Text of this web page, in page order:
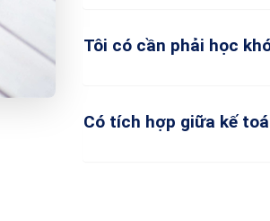
Tôi có cần phải học
Có tích hợp giữa kế